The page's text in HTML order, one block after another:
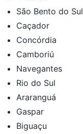
São Bento do Sul
Caçador
Concórdia
Camboriú
Navegantes
Rio do Sul
Araranguá
Gaspar
Biguaçu